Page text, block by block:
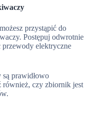
przystąpić do
Postępuj odwrotnie
przewody elektryczne
prawidłowo
również, czy zbiornik jest